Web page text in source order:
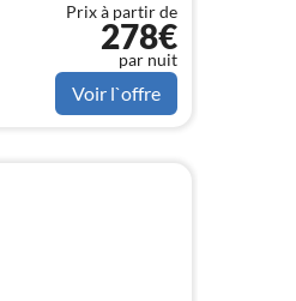
Prix à partir de
278€
par nuit
Voir l`offre